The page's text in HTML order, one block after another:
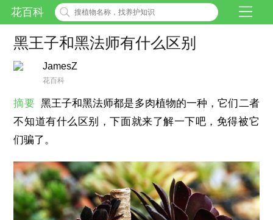
花百科
黑王子和黑法师有什么区别
JamesZ
花百科
摘要 黑王子和黑法师都是多肉植物的一种，它们二者
不知道有什么区别，下面就来了解一下吧，免得被它
们骗了。